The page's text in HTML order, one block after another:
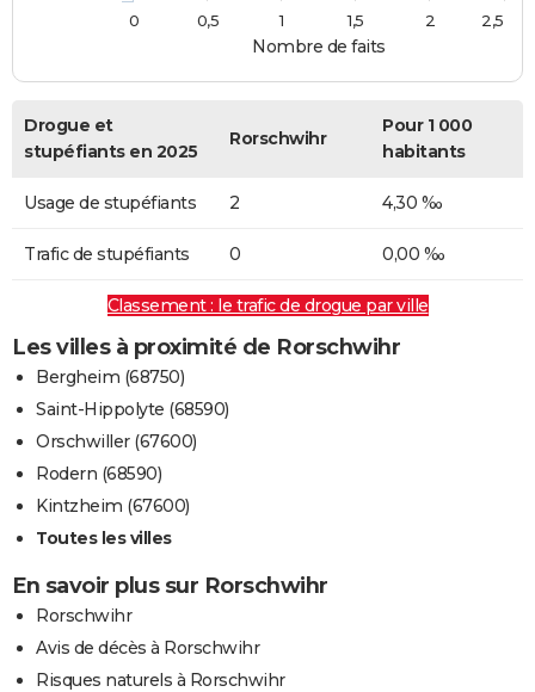
Nombre de faits
0
0,5 1 1,5 2 2,5
Drogue et
stupéfiants en 2025
Rorschwihr
Pour 1 000
habitants
Usage de stupéfiants 2 4,30 ‰
Trafic de stupéfiants 0 0,00 ‰
Classement : le trafic de drogue par ville
Les villes à proximité de Rorschwihr
Bergheim (68750)
Saint-Hippolyte (68590)
Orschwiller (67600)
Rodern (68590)
Kintzheim (67600)
Toutes les villes
En savoir plus sur Rorschwihr
Rorschwihr
Avis de décès à Rorschwihr
Risques naturels à Rorschwihr